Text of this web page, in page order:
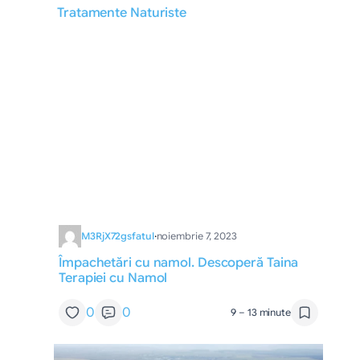
Tratamente Naturiste
M3RjX72gsfatul·noiembrie 7, 2023
Împachetări cu namol. Descoperă Taina
Terapiei cu Namol
0 0 9 – 13 minute